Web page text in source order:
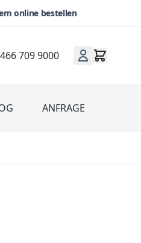
online bestellen
709 9000
ANFRAGE